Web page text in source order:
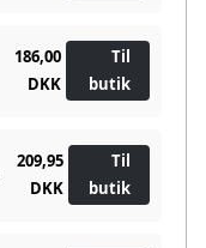
186,00
DKK
Til
butik
209,95
DKK
Til
butik